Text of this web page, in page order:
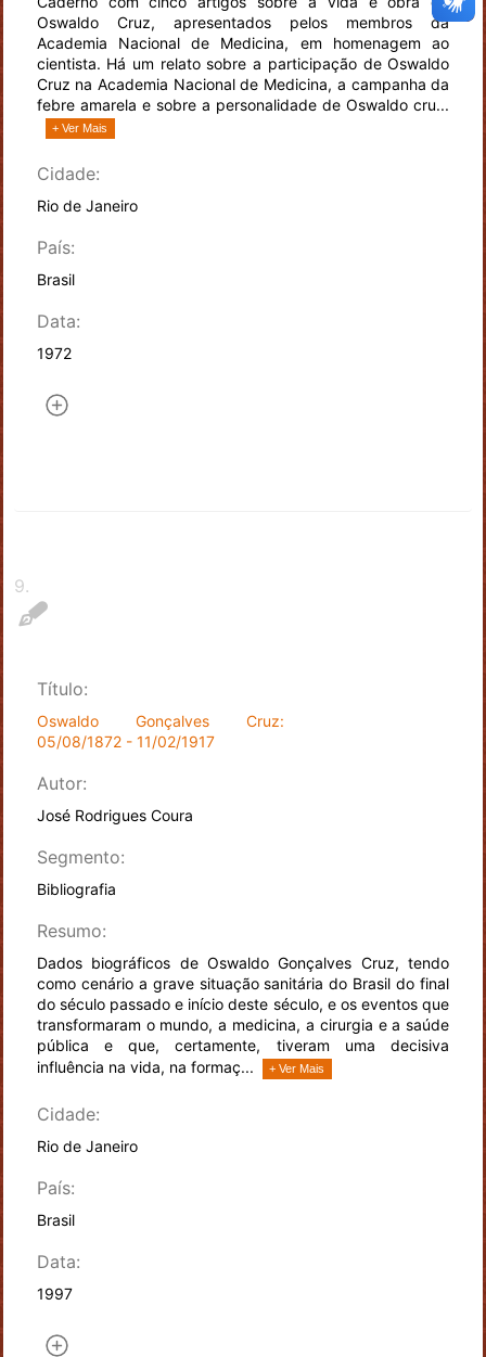
Oswaldo Cruz, apresentados pelos membros da
Academia Nacional de Medicina, em homenagem ao
cientista. Há um relato sobre a participação de Oswaldo
Cruz na Academia Nacional de Medicina, a campanha da
febre amarela e sobre a personalidade de Oswaldo cru...
+ Ver Mais
Cidade:
Rio de Janeiro
País:
Brasil
Data:
1972
9.
Título:
Oswaldo Gonçalves Cruz:
05/08/1872 - 11/02/1917
Autor:
José Rodrigues Coura
Segmento:
Bibliografia
Resumo:
Dados biográficos de Oswaldo Gonçalves Cruz, tendo
como cenário a grave situação sanitária do Brasil do final
do século passado e início deste século, e os eventos que
transformaram o mundo, a medicina, a cirurgia e a saúde
pública e que, certamente, tiveram uma decisiva
influência na vida, na formaç...
+ Ver Mais
Cidade:
Rio de Janeiro
País:
Brasil
Data:
1997